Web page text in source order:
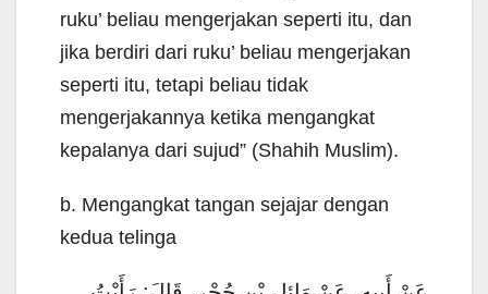
ruku’ beliau mengerjakan seperti itu, dan
jika berdiri dari ruku’ beliau mengerjakan
seperti itu, tetapi beliau tidak
mengerjakannya ketika mengangkat
kepalanya dari sujud” (Shahih Muslim).
b. Mengangkat tangan sejajar dengan
kedua telinga